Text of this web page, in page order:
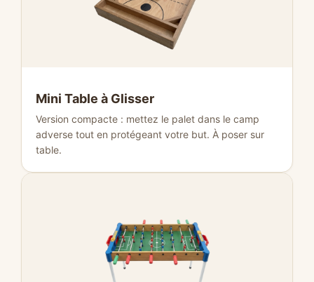
Mini Table à Glisser
Version compacte : mettez le palet dans le camp
adverse tout en protégeant votre but. À poser sur
table.